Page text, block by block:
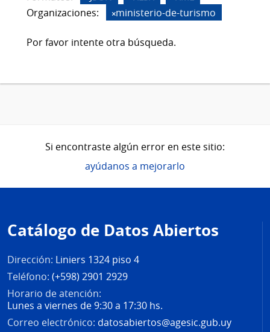
Organizaciones:
ministerio-de-turismo
Por favor intente otra búsqueda.
Si encontraste algún error en este sitio:
ayúdanos a mejorarlo
de
página
Catálogo de Datos Abiertos
Dirección: Liniers 1324 piso 4
Teléfono: (+598) 2901 2929
Horario de atención:
Lunes a viernes de 9:30 a 17:30 hs.
Correo electrónico: datosabiertos@agesic.gub.uy